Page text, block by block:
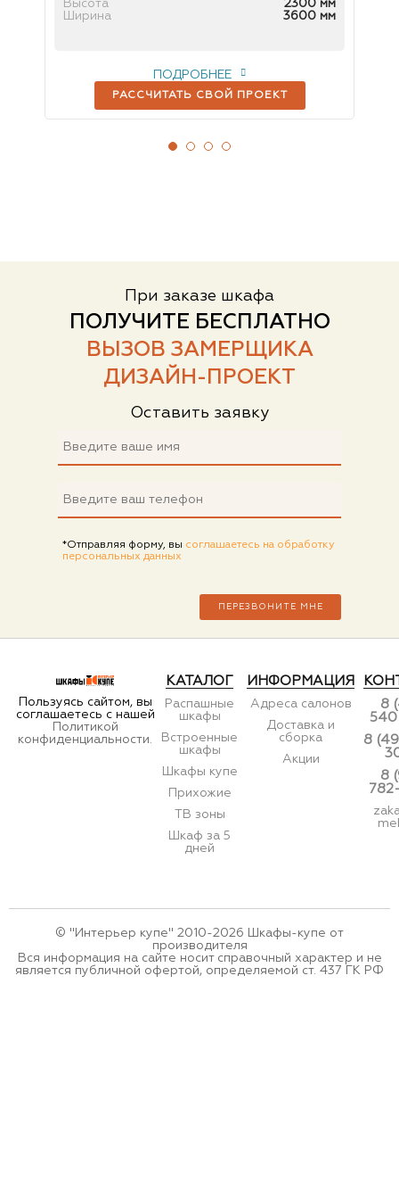
Высота
2300 мм
Ширина
3600 мм
РАССЧИТАТЬ СВОЙ ПРОЕКТ
ПОДРОБНЕЕ
При заказе шкафа
ПОЛУЧИТЕ БЕСПЛАТНО
ВЫЗОВ ЗАМЕРЩИКА
ДИЗАЙН-ПРОЕКТ
Оставить заявку
*Отправляя форму, вы соглашаетесь на обработку
персональных данных
Пользуясь сайтом, вы
соглашаетесь с нашей
Политикой
конфиденциальности.
КАТАЛОГ
Распашные
шкафы
Встроенные
шкафы
Шкафы купе
Прихожие
ТВ зоны
Шкаф за 5
дней
ИНФОРМАЦИЯ
Адреса салонов
Доставка и
сборка
Акции
8
8
8
© "Интерьер купе" 2010-2026 Шкафы-купе от
производителя
Вся информация на сайте носит справочный характер и не
является публичной офертой, определяемой ст. 437 ГК РФ